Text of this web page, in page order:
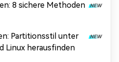
8 sichere Methoden
Partitionsstil unter
Linux herausfinden